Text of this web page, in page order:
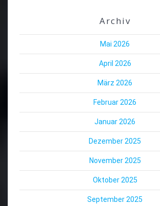
Archiv
Mai 2026
April 2026
März 2026
Februar 2026
Januar 2026
Dezember 2025
November 2025
Oktober 2025
September 2025